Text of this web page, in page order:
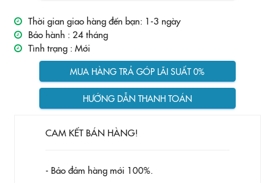
Thời gian giao hàng đến bạn: 1-3 ngày
Bảo hành : 24 tháng
Tình trạng : Mới
MUA HÀNG TRẢ GÓP LÃI SUẤT 0%
HƯỚNG DẪN THANH TOÁN
CAM KẾT BÁN HÀNG!
- Bảo đảm hàng mới 100%.